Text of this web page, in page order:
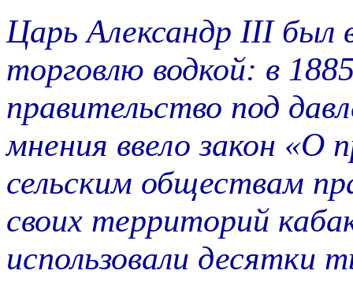
Царь Александр III был
торговлю водкой: в
правительство под
мнения ввело закон «О
сельским обществам
своих территорий
использовали десятки